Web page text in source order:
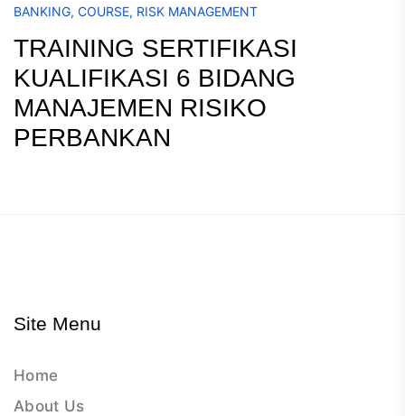
BANKING, COURSE, RISK MANAGEMENT
TRAINING SERTIFIKASI
KUALIFIKASI 6 BIDANG
MANAJEMEN RISIKO
PERBANKAN
Site Menu
Home
About Us